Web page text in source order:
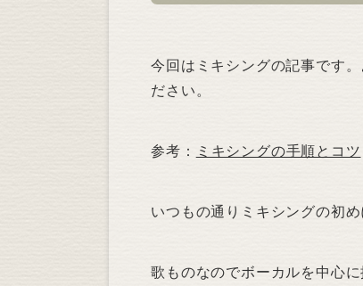
今回はミキシングの記事です
ださい。
参考： ミキシングの手順とコツ
いつもの通りミキシングの初
歌ものなのでボーカルを中心